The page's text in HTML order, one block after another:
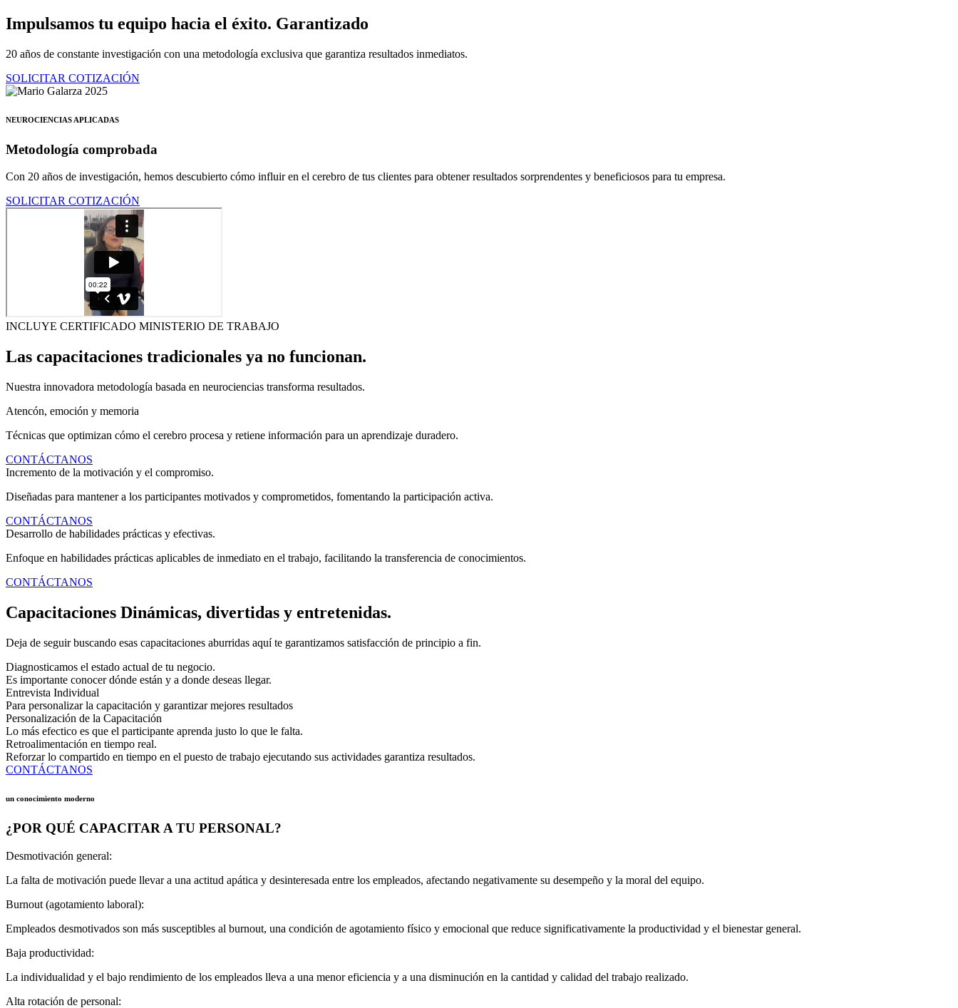
Ir
al
Impulsamos tu equipo hacia el éxito. Garantizado
20 años de constante investigación con una metodología exclusiva que garantiza resultados inmediatos.
SOLICITAR COTIZACIÓN
NEUROCIENCIAS APLICADAS
Metodología comprobada
Con 20 años de investigación, hemos descubierto cómo influir en el cerebro de tus clientes para obtener resultados sorprendentes y beneficiosos para tu empresa.
SOLICITAR COTIZACIÓN
INCLUYE CERTIFICADO MINISTERIO DE TRABAJO
Las capacitaciones tradicionales ya no funcionan.
Nuestra innovadora metodología basada en neurociencias transforma resultados.
Atencón, emoción y memoria
Técnicas que optimizan cómo el cerebro procesa y retiene información para un aprendizaje duradero.
CONTÁCTANOS
Incremento de la motivación y el compromiso.
Diseñadas para mantener a los participantes motivados y comprometidos, fomentando la participación activa.
CONTÁCTANOS
Desarrollo de habilidades prácticas y efectivas.
Enfoque en habilidades prácticas aplicables de inmediato en el trabajo, facilitando la transferencia de conocimientos.
CONTÁCTANOS
Capacitaciones Dinámicas, divertidas y entretenidas.
Deja de seguir buscando esas capacitaciones aburridas aquí te garantizamos satisfacción de principio a fin.
Diagnosticamos el estado actual de tu negocio.
Es importante conocer dónde están y a donde deseas llegar.
Entrevista Individual
Para personalizar la capacitación y garantizar mejores resultados
Personalización de la Capacitación
Lo más efectico es que el participante aprenda justo lo que le falta.
Retroalimentación en tiempo real.
Reforzar lo compartido en tiempo en el puesto de trabajo ejecutando sus actividades garantiza resultados.
CONTÁCTANOS
un conocimiento moderno
¿POR QUÉ CAPACITAR A TU PERSONAL?
Desmotivación general:
La falta de motivación puede llevar a una actitud apática y desinteresada entre los empleados, afectando negativamente su desempeño y la moral del equipo.
Burnout (agotamiento laboral):
Empleados desmotivados son más susceptibles al burnout, una condición de agotamiento físico y emocional que reduce significativamente la productividad y el bienestar general.
Baja productividad:
La individualidad y el bajo rendimiento de los empleados lleva a una menor eficiencia y a una disminución en la cantidad y calidad del trabajo realizado.
Alta rotación de personal: